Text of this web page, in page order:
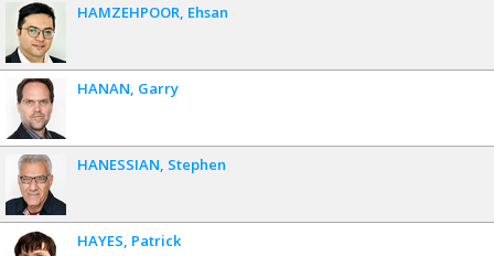
HAMZEHPOOR Ehsan
HANAN Garry
HANESSIAN Stephen
HAYES Patrick